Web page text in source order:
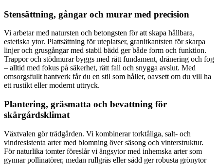
Stensättning, gångar och murar med precision
Vi arbetar med natursten och betongsten för att skapa hållbara,
estetiska ytor. Plattsättning för uteplatser, granitkantsten för skarpa
linjer och grusgångar med stabil bädd ger både form och funktion.
Trappor och stödmurar byggs med rätt fundament, dränering och fog
– alltid med fokus på säkerhet, rätt fall och snygga avslut. Med
omsorgsfullt hantverk får du en stil som håller, oavsett om du vill ha
ett rustikt eller modernt uttryck.
Plantering, gräsmatta och bevattning för
skärgårdsklimat
Växtvalen gör trädgården. Vi kombinerar torktåliga, salt- och
vindresistenta arter med blomning över säsong och vinterstruktur.
För naturlika tomter föreslår vi ängsytor med inhemska arter som
gynnar pollinatörer, medan rullgräs eller sådd ger robusta grönytor